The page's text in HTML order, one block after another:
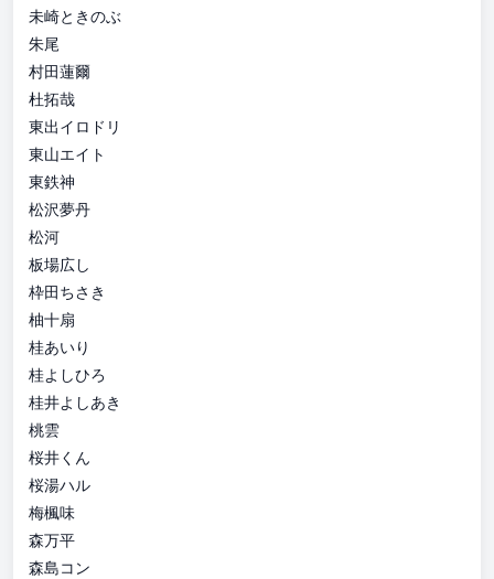
未崎ときのぶ
朱尾
村田蓮爾
杜拓哉
東出イロドリ
東山エイト
東鉄神
松沢夢丹
松河
板場広し
枠田ちさき
柚十扇
桂あいり
桂よしひろ
桂井よしあき
桃雲
桜井くん
桜湯ハル
梅楓味
森万平
森島コン